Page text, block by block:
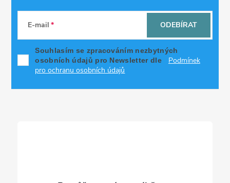
E-mail
Souhlasím se zpracováním nezbytných
osobních údajů pro Newsletter dle
Podmínek
pro ochranu osobních údajů
ODEBÍRAT